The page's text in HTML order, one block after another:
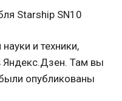
Starship SN10
и техники,
Яндекс.Дзен. Там вы
опубликованы